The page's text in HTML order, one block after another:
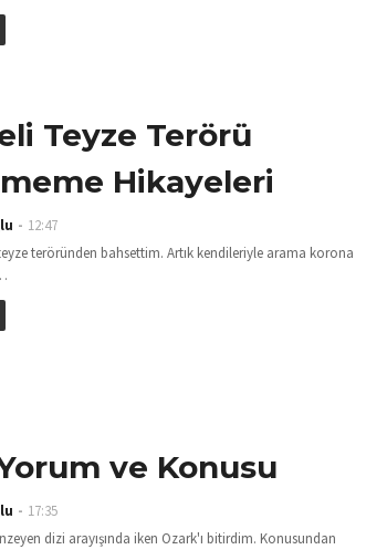
Teyze Terörü
Hikayeleri
12:47
teröründen bahsettim. Artık kendileriyle arama korona
ve Konusu
17:35
dizi arayışında iken Ozark'ı bitirdim. Konusundan